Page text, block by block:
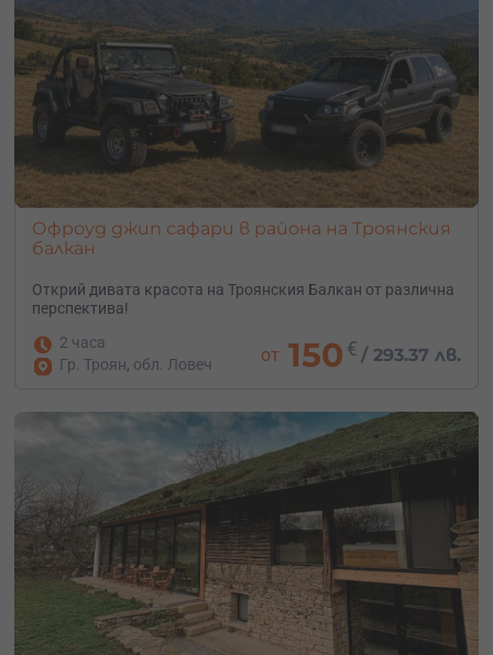
Офроуд джип сафари в района на Троянския
балкан
Открий дивата красота на Троянския Балкан от различна
перспектива!
2 часа
Гр. Троян, обл. Ловеч
от 150 € /293.37 лв.